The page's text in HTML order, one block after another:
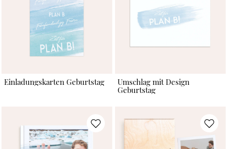
Einladungskarten Geburtstag
Umschlag mit Design
Geburtstag